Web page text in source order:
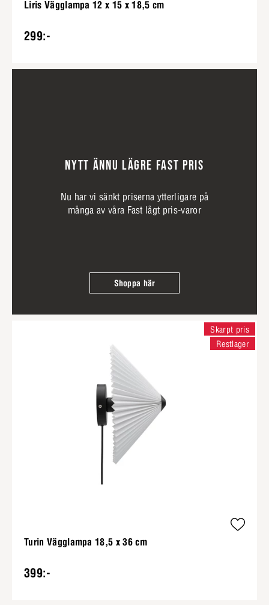
Liris Vägglampa 12 x 15 x 18,5 cm
299:-
NYTT ÄNNU LÄGRE FAST PRIS
Nu har vi sänkt priserna ytterligare på
många av våra Fast lågt pris-varor
Shoppa här
Turin Vägglampa 18,5 x 36 cm
399:-
Skarpt pris
Restlager